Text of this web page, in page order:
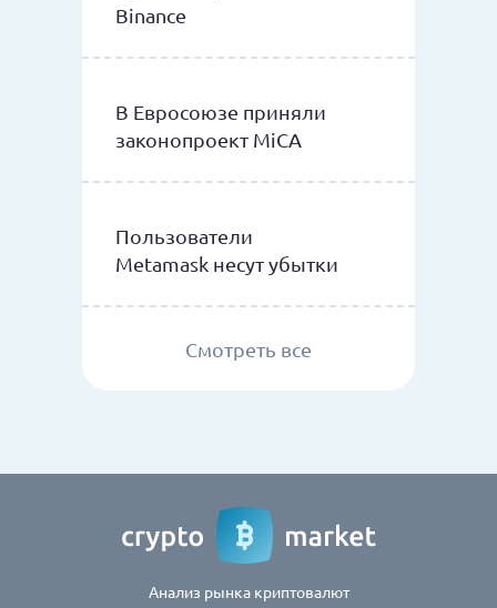
Binance
В Евросоюзе приняли
законопроект MiCA
Пользователи
Metamask несут убытки
Смотреть все
Анализ рынка криптовалют